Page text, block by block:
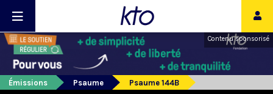
Contenu sponsorisé
Émissions Psaume Psaume 144B